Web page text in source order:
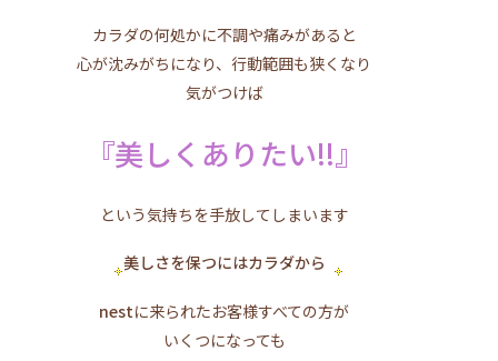
カラダの何処かに不調や痛みがあると
心が沈みがちになり、行動範囲も狭くなり
気がつけば
『美しくありたい!!』
という気持ちを手放してしまいます
美しさを保つにはカラダから
nestに来られたお客様すべての方が
いくつになっても